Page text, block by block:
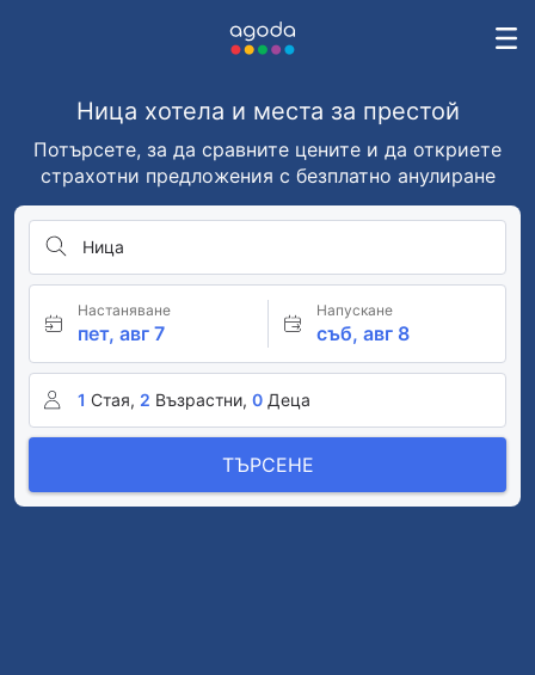
Ница хотела и места за престой
Потърсете, за да сравните цените и да откриете
страхотни предложения с безплатно анулиране
Ница
Настаняване
пет, авг 7
Напускане
съб, авг 8
1 Стая, 2 Възрастни, 0 Деца
ТЪРСЕНЕ